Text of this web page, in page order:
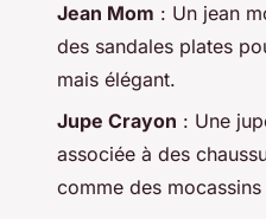
Jean Mom : Un jean
des sandales plates
mais élégant.
Jupe Crayon : Une
associée à des
comme des